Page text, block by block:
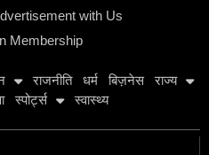
with Us
Membership
राजनीति धर्म बिज़नेस
राज्य
स्पोर्ट्स स्वास्थ्य